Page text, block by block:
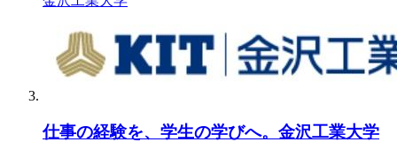
仕事の経験を、学生の学びへ。金沢工業大学